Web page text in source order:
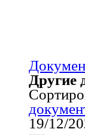
Другие
19/12/